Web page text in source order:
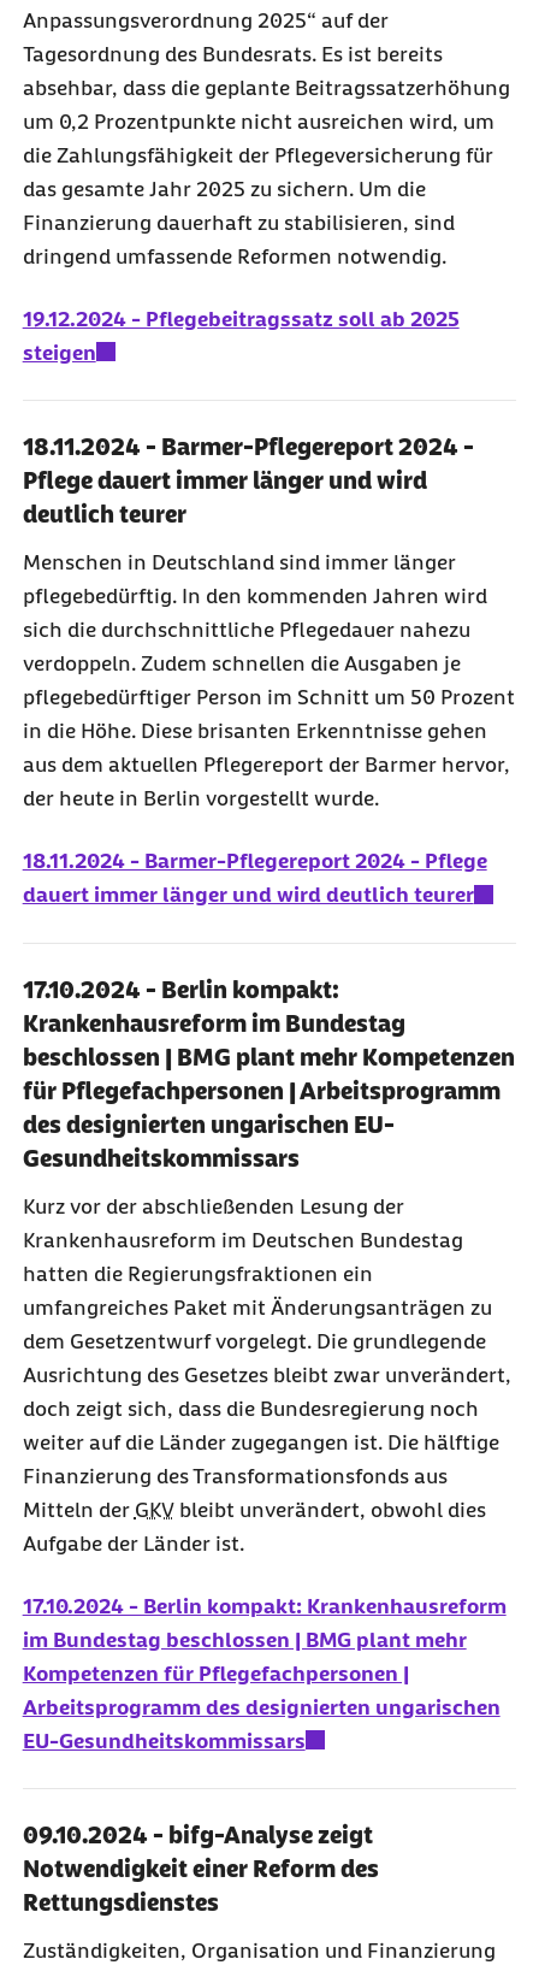
Anpassungsverordnung 2025“ auf der
Tagesordnung des Bundesrats. Es ist bereits
absehbar, dass die geplante Beitragssatzerhöhung
um 0,2 Prozentpunkte nicht ausreichen wird, um
die Zahlungsfähigkeit der Pflegeversicherung für
das gesamte Jahr 2025 zu sichern. Um die
Finanzierung dauerhaft zu stabilisieren, sind
dringend umfassende Reformen notwendig.
19.12.2024 - Pflegebeitragssatz soll ab 2025
steigen
18.11.2024 - Barmer-Pflegereport 2024 -
Pflege dauert immer länger und wird
deutlich teurer
Menschen in Deutschland sind immer länger
pflegebedürftig. In den kommenden Jahren wird
sich die durchschnittliche Pflegedauer nahezu
verdoppeln. Zudem schnellen die Ausgaben je
pflegebedürftiger Person im Schnitt um 50 Prozent
in die Höhe. Diese brisanten Erkenntnisse gehen
aus dem aktuellen Pflegereport der Barmer hervor,
der heute in Berlin vorgestellt wurde.
18.11.2024 - Barmer-Pflegereport 2024 - Pflege
dauert immer länger und wird deutlich teurer
17.10.2024 - Berlin kompakt:
Krankenhausreform im Bundestag
beschlossen | BMG plant mehr Kompetenzen
für Pflegefachpersonen | Arbeitsprogramm
des designierten ungarischen EU-
Gesundheitskommissars
Kurz vor der abschließenden Lesung der
Krankenhausreform im Deutschen Bundestag
hatten die Regierungsfraktionen ein
umfangreiches Paket mit Änderungsanträgen zu
dem Gesetzentwurf vorgelegt. Die grundlegende
Ausrichtung des Gesetzes bleibt zwar unverändert,
doch zeigt sich, dass die Bundesregierung noch
weiter auf die Länder zugegangen ist. Die hälftige
Finanzierung des Transformationsfonds aus
Mitteln der GKVbleibt unverändert, obwohl dies
Aufgabe der Länder ist.
17.10.2024 - Berlin kompakt: Krankenhausreform
im Bundestag beschlossen | BMG plant mehr
Kompetenzen für Pflegefachpersonen |
Arbeitsprogramm des designierten ungarischen
EU-Gesundheitskommissars
09.10.2024 - bifg-Analyse zeigt
Notwendigkeit einer Reform des
Rettungsdienstes
Zuständigkeiten, Organisation und Finanzierung